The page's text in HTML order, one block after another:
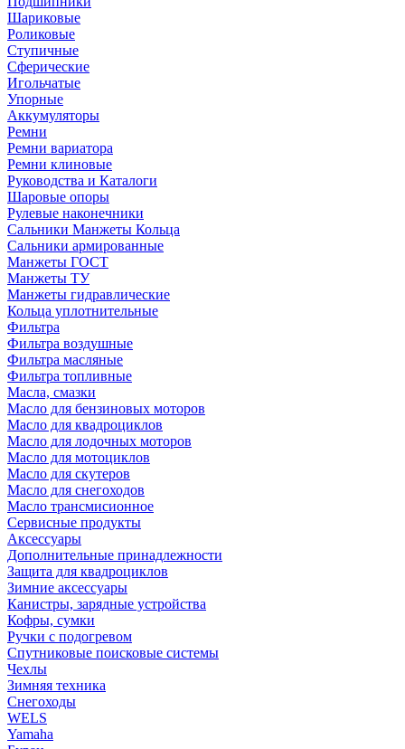
Шариковые
Роликовые
Ступичные
Сферические
Игольчатые
Упорные
Аккумуляторы
Ремни
Ремни вариатора
Ремни клиновые
Руководства и Каталоги
Шаровые опоры
Рулевые наконечники
Сальники Манжеты Кольца
Сальники армированные
Манжеты ГОСТ
Манжеты ТУ
Манжеты гидравлические
Кольца уплотнительные
Фильтра
Фильтра воздушные
Фильтра масляные
Фильтра топливные
Масла, смазки
Масло для бензиновых моторов
Масло для квадроциклов
Масло для лодочных моторов
Масло для мотоциклов
Масло для скутеров
Масло для снегоходов
Масло трансмисионное
Сервисные продукты
Аксессуары
Дополнительные принадлежности
Защита для квадроциклов
Зимние аксессуары
Канистры, зарядные устройства
Кофры, сумки
Ручки с подогревом
Спутниковые поисковые системы
Чехлы
Зимняя техника
Снегоходы
WELS
Yamaha